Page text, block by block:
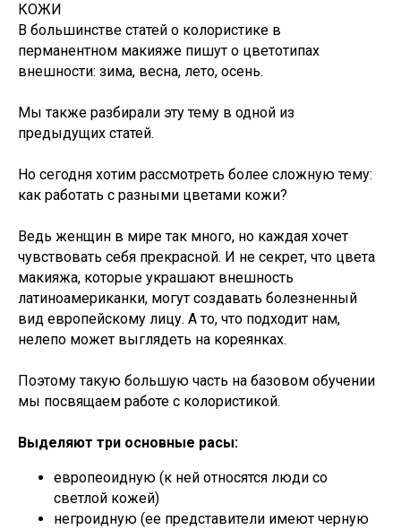
КОЖИ
В большинстве статей о колористике в
перманентном макияже пишут о цветотипах
внешности: зима, весна, лето, осень.
Мы также разбирали эту тему в одной из
предыдущих статей.
Но сегодня хотим рассмотреть более сложную тему:
как работать с разными цветами кожи?
Ведь женщин в мире так много, но каждая хочет
чувствовать себя прекрасной. И не секрет, что цвета
макияжа, которые украшают внешность
латиноамериканки, могут создавать болезненный
вид европейскому лицу. А то, что подходит нам,
нелепо может выглядеть на кореянках.
Поэтому такую большую часть на базовом обучении
мы посвящаем работе с колористикой.
Выделяют три основные расы:
европеоидную (к ней относятся люди со
светлой кожей)
негроидную (ее представители имеют черную